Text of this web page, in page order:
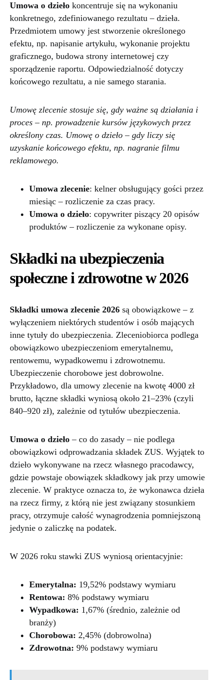
Umowa o dzieło koncentruje się na wykonaniu
konkretnego, zdefiniowanego rezultatu – dzieła.
Przedmiotem umowy jest stworzenie określonego
efektu, np. napisanie artykułu, wykonanie projektu
graficznego, budowa strony internetowej czy
sporządzenie raportu. Odpowiedzialność dotyczy
końcowego rezultatu, a nie samego starania.
Umowę zlecenie stosuje się, gdy ważne są działania i
proces – np. prowadzenie kursów językowych przez
określony czas. Umowę o dzieło – gdy liczy się
uzyskanie końcowego efektu, np. nagranie filmu
reklamowego.
Umowa zlecenie: kelner obsługujący gości przez
miesiąc – rozliczenie za czas pracy.
Umowa o dzieło: copywriter piszący 20 opisów
produktów – rozliczenie za wykonane opisy.
Składki na ubezpieczenia
społeczne i zdrowotne w 2026
Składki umowa zlecenie 2026 są obowiązkowe – z
wyłączeniem niektórych studentów i osób mających
inne tytuły do ubezpieczenia. Zleceniobiorca podlega
obowiązkowo ubezpieczeniom emerytalnemu,
rentowemu, wypadkowemu i zdrowotnemu.
Ubezpieczenie chorobowe jest dobrowolne.
Przykładowo, dla umowy zlecenie na kwotę 4000 zł
brutto, łączne składki wyniosą około 21–23% (czyli
840–920 zł), zależnie od tytułów ubezpieczenia.
Umowa o dzieło – co do zasady – nie podlega
obowiązkowi odprowadzania składek ZUS. Wyjątek to
dzieło wykonywane na rzecz własnego pracodawcy,
gdzie powstaje obowiązek składkowy jak przy umowie
zlecenie. W praktyce oznacza to, że wykonawca dzieła
na rzecz firmy, z którą nie jest związany stosunkiem
pracy, otrzymuje całość wynagrodzenia pomniejszoną
jedynie o zaliczkę na podatek.
W 2026 roku stawki ZUS wyniosą orientacyjnie:
Emerytalna: 19,52% podstawy wymiaru
Rentowa: 8% podstawy wymiaru
Wypadkowa: 1,67% (średnio, zależnie od
branży)
Chorobowa: 2,45% (dobrowolna)
Zdrowotna: 9% podstawy wymiaru